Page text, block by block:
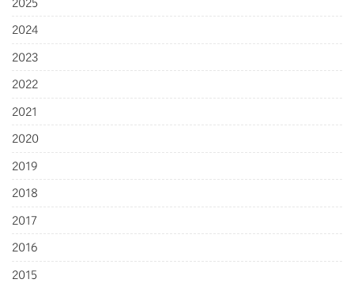
2025
2024
2023
2022
2021
2020
2019
2018
2017
2016
2015